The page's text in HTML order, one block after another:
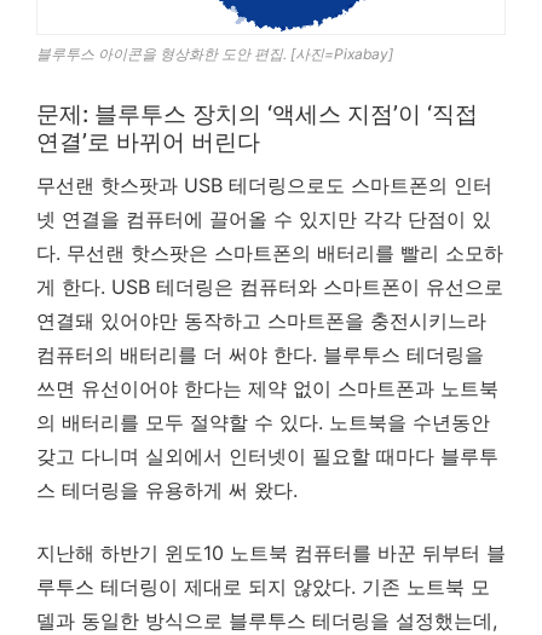
블루투스 아이콘을 형상화한 도안 편집. [사진=Pixabay]
문제: 블루투스 장치의 ‘액세스 지점’이 ‘직접
연결’로 바뀌어 버린다
무선랜 핫스팟과 USB 테더링으로도 스마트폰의 인터
넷 연결을 컴퓨터에 끌어올 수 있지만 각각 단점이 있
다. 무선랜 핫스팟은 스마트폰의 배터리를 빨리 소모하
게 한다. USB 테더링은 컴퓨터와 스마트폰이 유선으로
연결돼 있어야만 동작하고 스마트폰을 충전시키느라
컴퓨터의 배터리를 더 써야 한다. 블루투스 테더링을
쓰면 유선이어야 한다는 제약 없이 스마트폰과 노트북
의 배터리를 모두 절약할 수 있다. 노트북을 수년동안
갖고 다니며 실외에서 인터넷이 필요할 때마다 블루투
스 테더링을 유용하게 써 왔다.
지난해 하반기 윈도10 노트북 컴퓨터를 바꾼 뒤부터 블
루투스 테더링이 제대로 되지 않았다. 기존 노트북 모
델과 동일한 방식으로 블루투스 테더링을 설정했는데,